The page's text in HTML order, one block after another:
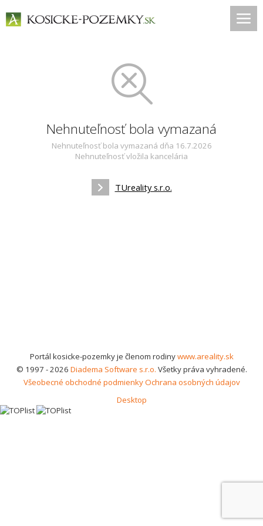
Nehnuteľnosť bola vymazaná
Nehnuteľnosť bola vymazaná dňa 16.7.2026
Nehnuteľnosť vložila kancelária
TUreality s.r.o.
Portál kosicke-pozemky je členom rodinywww.areality.sk
© 1997 - 2026 Diadema Software s.r.o. Všetky práva vyhradené.
Všeobecné obchodné podmienkyOchrana osobných údajov
Desktop